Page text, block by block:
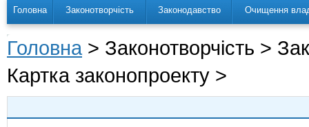
Головна Законотворчість Законодавство Очищення
Головна > Законотворчість >
Картка законопроекту >